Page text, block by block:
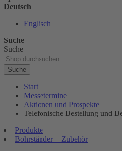
Deutsch
Englisch
Suche
Suche
Suche
Start
Messetermine
Aktionen und Prospekte
Telefonische Bestellung und
Produkte
Bohrständer + Zubehör